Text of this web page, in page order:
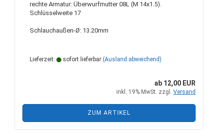
rechte Armatur: Überwurfmutter 08L (M 14x1.5).
Schlüsselweite 17
Schlauchaußen-Ø: 13.20mm
Lieferzeit: sofort lieferbar (Ausland abweichend)
ab 12,00 EUR
inkl. 19% MwSt. zzgl. Versand
ZUM ARTIKEL